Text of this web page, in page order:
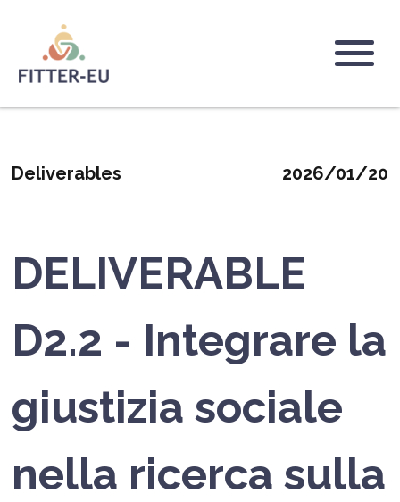
contenuto
principaleLogo
Deliverables 2026/01/20
DELIVERABLE
D2.2 - Integrare la
giustizia sociale
nella ricerca sulla